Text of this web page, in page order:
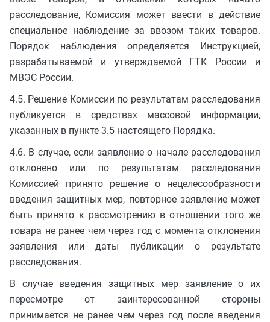
расследование, Комиссия может ввести в действие
специальное наблюдение за ввозом таких товаров.
Порядок наблюдения определяется Инструкцией,
разрабатываемой и утверждаемой ГТК России и
МВЭС России.
4.5. Решение Комиссии по результатам расследования
публикуется в средствах массовой информации,
указанных в пункте 3.5 настоящего Порядка.
4.6. В случае, если заявление о начале расследования
отклонено или по результатам расследования
Комиссией принято решение о нецелесообразности
введения защитных мер, повторное заявление может
быть принято к рассмотрению в отношении того же
товара не ранее чем через год с момента отклонения
заявления или даты публикации о результате
расследования.
В случае введения защитных мер заявление о их
пересмотре от заинтересованной стороны
принимается не ранее чем через год после введения